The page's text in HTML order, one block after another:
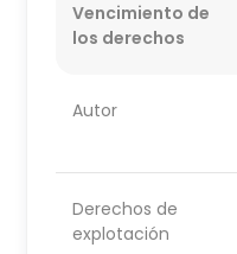
Vencimiento de
los derechos
Autor
Derechos de
explotación